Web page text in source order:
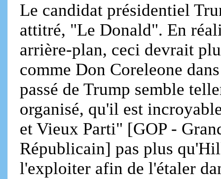
Le candidat présidentiel
attitré, "Le Donald". En
arrière-plan, ceci devrait
comme Don Coreleone
passé de Trump semble
organisé, qu'il est
et Vieux Parti" [GOP -
Républicain] pas plus
l'exploiter afin de l'étaler